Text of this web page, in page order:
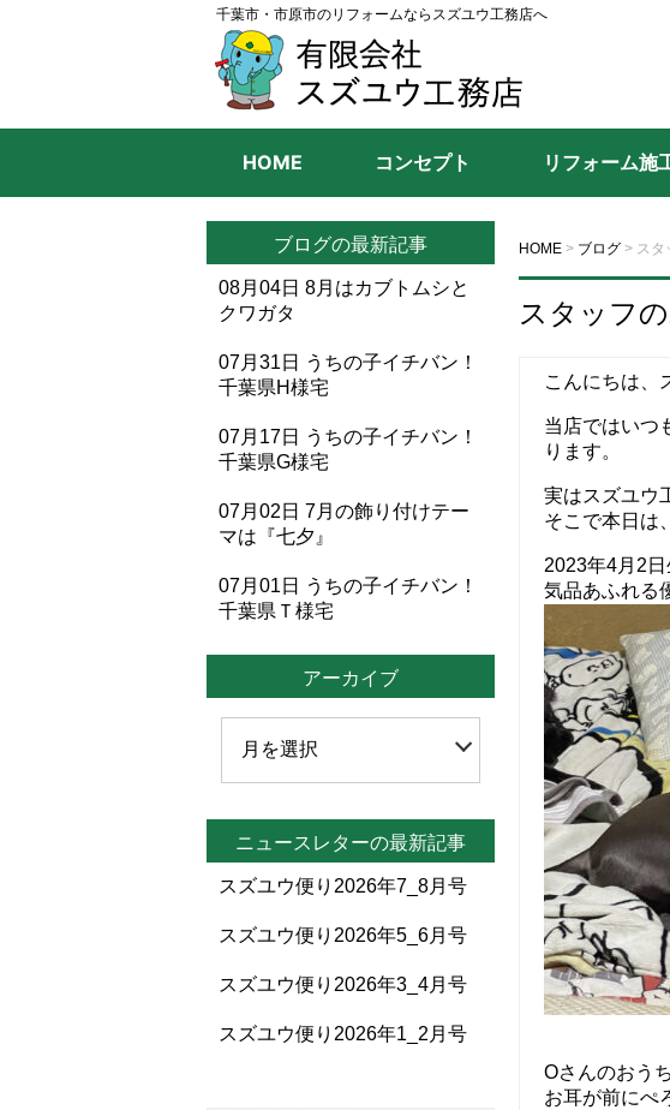
千葉市・市原市のリフォームならスズユウ工務店へ
HOME コンセプト リフォーム施
HOME > ブログ > スタ
スタッフ
こんにちは、
当店ではいつ
ります。
実はスズユウ
そこで本日は
2023年4月2
気品あふれる
Oさんのおう
お耳が前にぺ
ブログの最新記事
08月04日 8月はカブトムシと
クワガタ
07月31日
うちの子イチバン！
千葉県H様宅
07月17日
うちの子イチバン！
千葉県G様宅
07月02日 7月の飾り付けテー
マは『七夕』
07月01日
うちの子イチバン！
千葉県Ｔ様宅
アーカイブ
ニュースレターの最新記事
スズユウ便り2026年7_8月号
スズユウ便り2026年5_6月号
スズユウ便り2026年3_4月号
スズユウ便り2026年1_2月号